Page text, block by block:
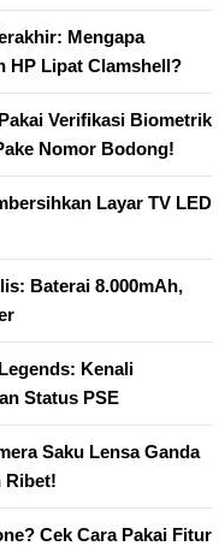
Mengapa
HP Lipat Clamshell?
Verifikasi Biometrik
Nomor Bodong!
Layar TV LED
Baterai 8.000mAh,
Kenali
Status PSE
Saku Lensa Ganda
Ribet!
Cek Cara Pakai Fitur